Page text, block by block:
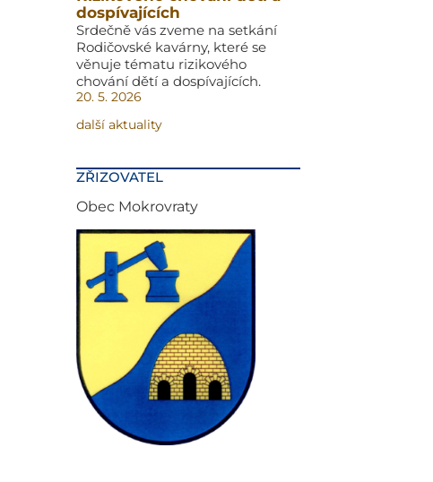
dospívajících
Srdečně vás zveme na setkání
Rodičovské kavárny, které se
věnuje tématu rizikového
chování dětí a dospívajících.
20. 5. 2026
další aktuality
ZŘIZOVATEL
Obec Mokrovraty